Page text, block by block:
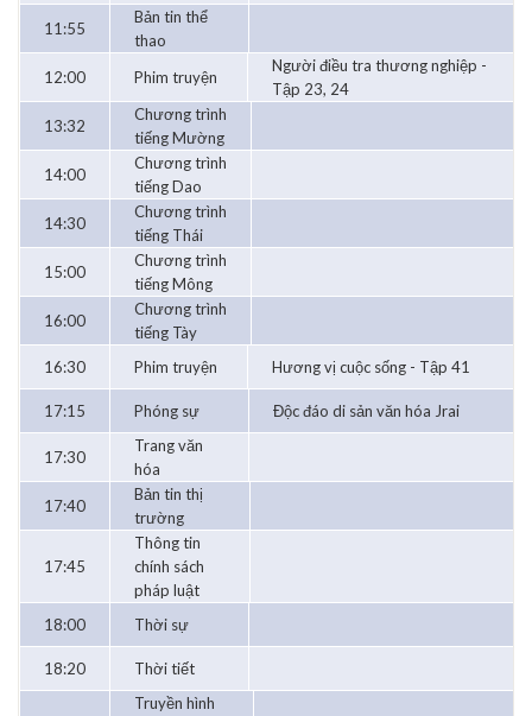
11:55
Bản tin thể
thao
12:00
Phim truyện
Người điều tra thương nghiệp -
Tập 23, 24
13:32
Chương trình
tiếng Mường
14:00
Chương trình
tiếng Dao
14:30
Chương trình
tiếng Thái
15:00
Chương trình
tiếng Mông
16:00
Chương trình
tiếng Tày
16:30
Phim truyện Hương vị cuộc sống - Tập 41
17:15 Phóng sự Độc đáo di sản văn hóa Jrai
17:30
Trang văn
hóa
17:40
Bản tin thị
trường
17:45
Thông tin
chính sách
pháp luật
18:00
Thời sự
18:20 Thời tiết
Truyền hình